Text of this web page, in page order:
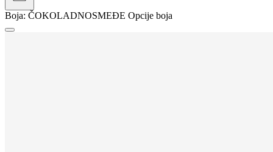
Boja: ČOKOLADNOSMEĐE Opcije boja